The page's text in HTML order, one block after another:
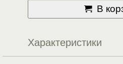
В
Характеристики